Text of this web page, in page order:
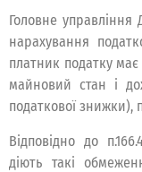
Головне управління
нарахування
платник податку
майновий стан і
податкової знижки),
Відповідно до
діють такі